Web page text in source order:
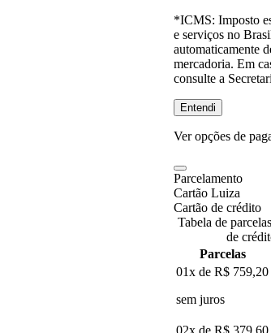
*ICMS: Imposto
e serviços no
automaticamente
mercadoria. Em
consulte a
Entendi
Ver opções de
Parcelamento
Cartão Luiza
Cartão de crédito
Tabela de
de
Parcelas
01x de R$ 759,20
sem juros
02x de R$ 379,60